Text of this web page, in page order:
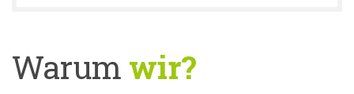
Warum wir?